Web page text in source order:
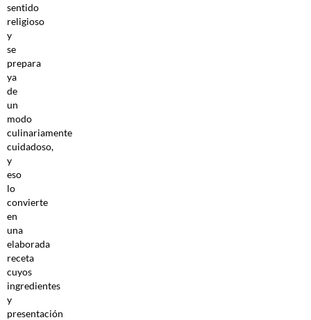
sentido
religioso
y
se
prepara
ya
de
un
modo
culinariamente
cuidadoso,
y
eso
lo
convierte
en
una
elaborada
receta
cuyos
ingredientes
y
presentación